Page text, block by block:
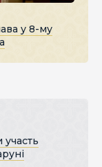
у 8-му
участь